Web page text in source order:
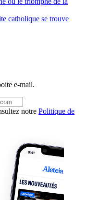
catholique se trouve
e-mail.
notre Politique de